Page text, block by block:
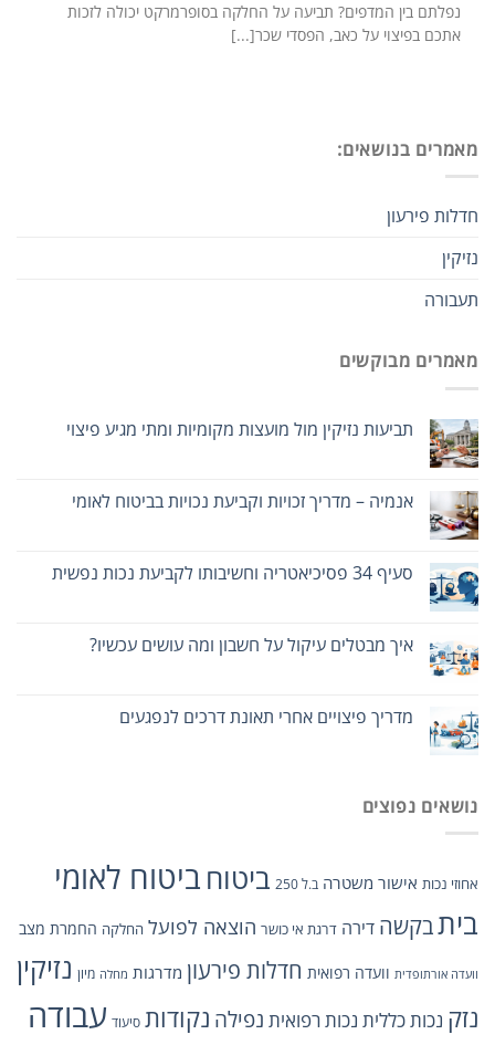
מאמרים בנושאים:
חדלות פירעון
נזיקין
תעבורה
מאמרים מבוקשים
תביעות נזיקין מול מועצות מקומיות ומתי מגיע פיצוי
אנמיה – מדריך זכויות וקביעת נכויות בביטוח לאומי
סעיף 34 פסיכיאטריה וחשיבותו לקביעת נכות נפשית
איך מבטלים עיקול על חשבון ומה עושים עכשיו?
מדריך פיצויים אחרי תאונת דרכים לנפגעים
נושאים נפוצים
אחוזי נכות אישור משטרה ב.ל 250 ביטוחביטוח לאומי
ביתבקשה דירה דרגת אי כושר הוצאה לפועל החלקה החמרת מצב
וועדה אורתופדית וועדה רפואית חדלות פירעון מדרגות מחלה מיון נזיקין
נזק נכות כללית נכות רפואית נפילה נקודות סיעוד עבודה
נפלתם בין המדפים? תביעה על החלקה בסופרמרקט יכולה לזכות
אתכם בפיצוי על כאב, הפסדי שכר[...]